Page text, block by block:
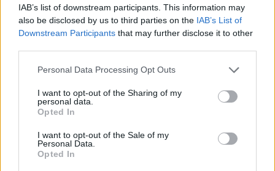
IAB’s list of downstream participants. This information may
also be disclosed by us to third parties on the IAB’s List of
Downstream Participants that may further disclose it to other
Personal Data Processing Opt Outs
I want to opt-out of the Sharing of my
personal data.
Opted In
I want to opt-out of the Sale of my
Personal Data.
Opted In
Magnetinė audra rugpjūčio 8 dieną:
atidengė II pasaulinio karo laikų